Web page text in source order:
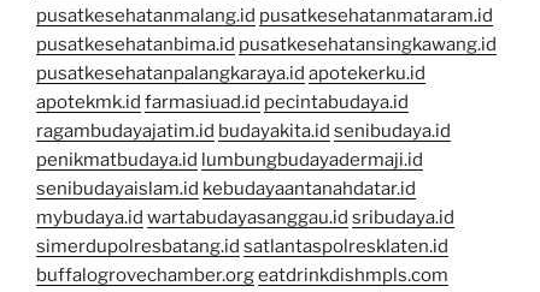
pusatkesehatanmalang.id pusatkesehatanmataram.id
pusatkesehatanbima.id pusatkesehatansingkawang.id
pusatkesehatanpalangkaraya.id apotekerku.id
apotekmk.id farmasiuad.id pecintabudaya.id
ragambudayajatim.id budayakita.id senibudaya.id
penikmatbudaya.id lumbungbudayadermaji.id
senibudayaislam.id kebudayaantanahdatar.id
mybudaya.id wartabudayasanggau.id sribudaya.id
simerdupolresbatang.id satlantaspolresklaten.id
buffalogrovechamber.orgeatdrinkdishmpls.com